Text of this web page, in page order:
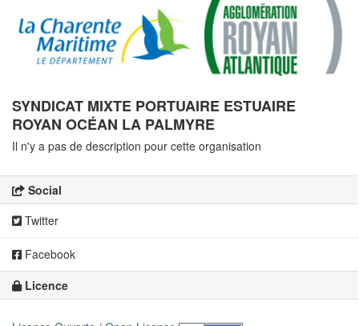
SYNDICAT MIXTE PORTUAIRE ESTUAIRE
ROYAN OCÉAN LA PALMYRE
Il n'y a pas de description pour cette organisation
Social
Twitter
Facebook
Licence